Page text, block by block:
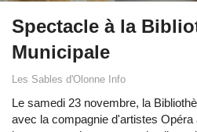
Spectacle à la
Municipale
Les Sables d'Olonne Info
Le samedi 23 novembre, la
avec la compagnie d'artistes